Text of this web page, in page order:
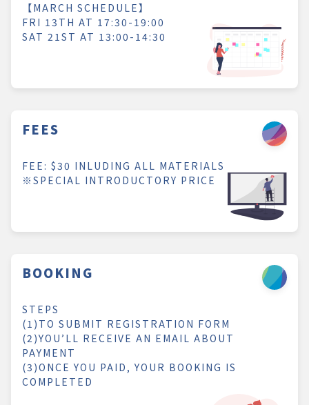
【MARCH SCHEDULE】
FRI 13TH AT 17:30-19:00
SAT 21ST AT 13:00-14:30
FEES
FEE: $30 INLUDING ALL MATERIALS
※SPECIAL INTRODUCTORY PRICE
BOOKING
STEPS
(1)TO SUBMIT REGISTRATION FORM
(2)YOU’LL RECEIVE AN EMAIL ABOUT
PAYMENT
(3)ONCE YOU PAID, YOUR BOOKING IS
COMPLETED